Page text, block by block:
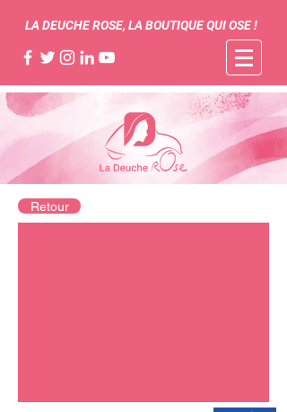
LA DEUCHE ROSE, LA BOUTIQUE QUI OSE !
Retour